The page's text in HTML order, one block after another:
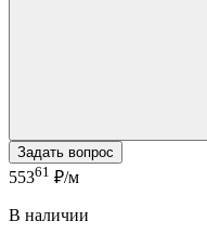
Задать вопрос
55361 ₽/м
В наличии